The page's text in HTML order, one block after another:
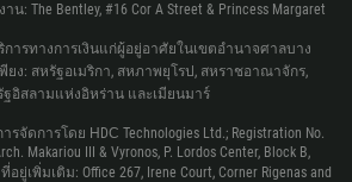
: The Bentley, #16 Cor A Street & Princess Margaret
ริการทางการเงินแก่ผู้อยู่อาศัยในเขตอำนาจศาลบาง
ยง: สหรัฐอเมริกา, สหภาพยุโรป, สหราชอาณาจักร,
ฐอิสลามแห่งอิหร่าน และเมียนมาร์
จัดการโดย НDС Technologies Ltd.; Registration No.
Makariou III & Vyronos, P. Lordos Center, Block B,
อยู่เพิ่มเติม: Office 267, Irene Court, Corner Rigenas and